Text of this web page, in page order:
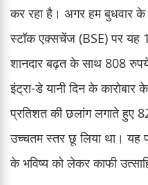
कर रहा है। अगर हम बुधवार के
स्टॉक एक्सचेंज (BSE) पर यह
शानदार बढ़त के साथ 808
इंट्रा-डे यानी दिन के
प्रतिशत की छलांग लगाते हुए
उच्चतम स्तर छू लिया था। यह
के भविष्य को लेकर काफी